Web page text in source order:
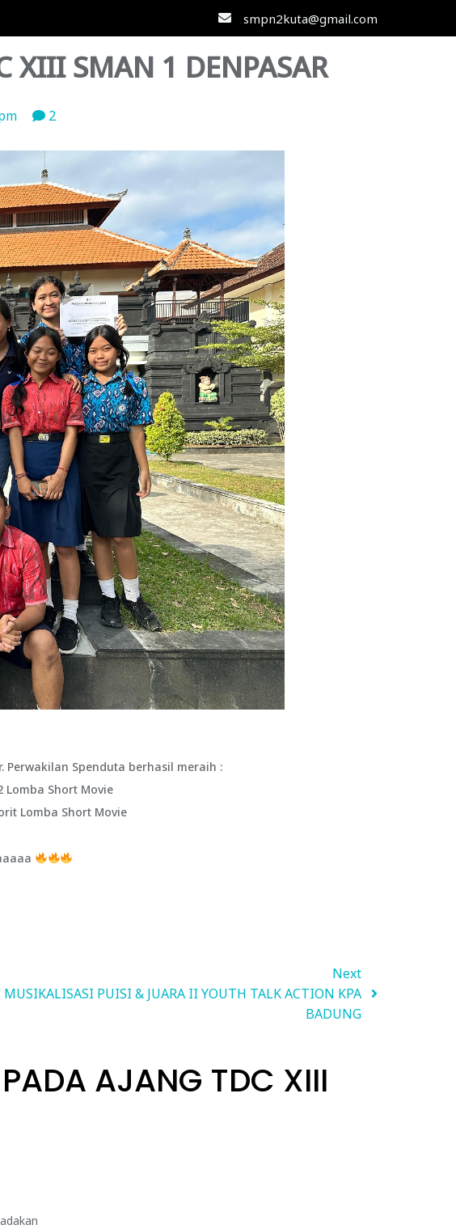
smpn2kuta@gmail.com
XIII SMAN 1 DENPASAR
2
Spenduta berhasil meraih :
Lomba Short Movie
Lomba Short Movie
Next
MUSIKALISASI PUISI & JUARA II YOUTH TALK ACTION KPA
BADUNG
AJANG TDC XIII